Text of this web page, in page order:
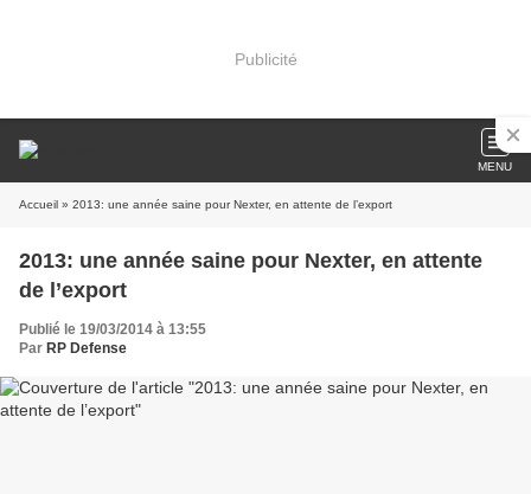
Publicité
MENU
Accueil » 2013: une année saine pour Nexter, en attente de l’export
2013: une année saine pour Nexter, en attente
de l’export
Publié le 19/03/2014 à 13:55
Par RP Defense